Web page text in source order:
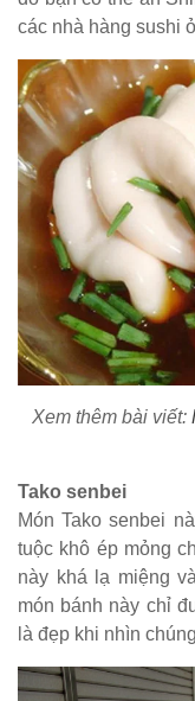
các nhà hàng sushi
Xem thêm bài viết:
Tako senbei
Món Tako senbei
tuộc khô ép mỏng
này khá lạ miệng
món bánh này chỉ
là đẹp khi nhìn